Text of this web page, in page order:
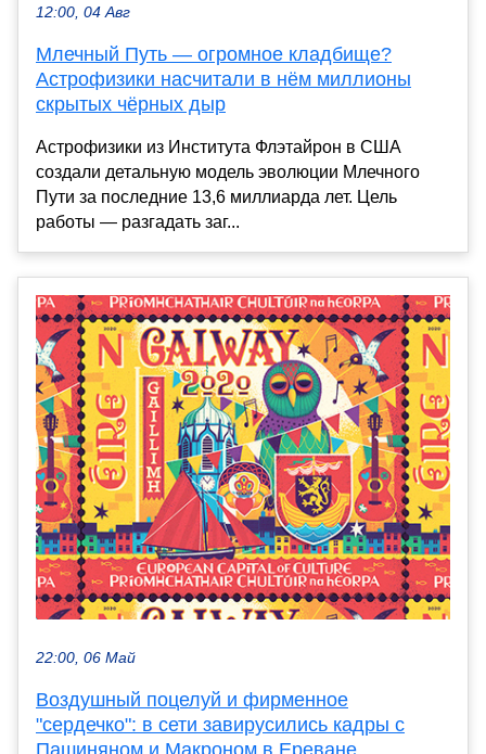
12:00, 04 Авг
Млечный Путь — огромное кладбище?
Астрофизики насчитали в нём миллионы
скрытых чёрных дыр
Астрофизики из Института Флэтайрон в США
создали детальную модель эволюции Млечного
Пути за последние 13,6 миллиарда лет. Цель
работы — разгадать заг...
22:00, 06 Май
Воздушный поцелуй и фирменное
"сердечко": в сети завирусились кадры с